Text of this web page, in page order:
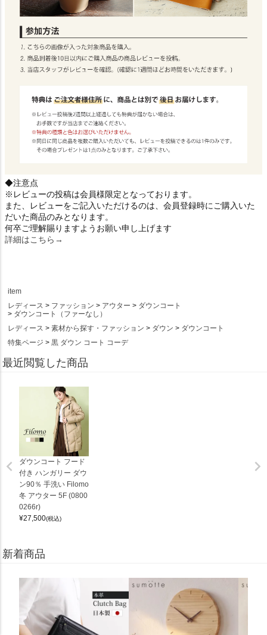
◆注意点
※レビューの投稿は会員様限定となっております。
また、レビューをご記入いただけるのは、会員登録時にご購入いた
だいた商品のみとなります。
何卒ご理解賜りますようお願い申し上げます
詳細はこちら→
item
レディース
ファッション アウター
ダウンコート
ダウンコート（ファーなし）
レディース
素材から探す・ファッション ダウン
ダウンコート
特集ページ
黒 ダウン コート コーデ
最近閲覧した商品
ダウンコート フード
付き ハンガリー ダウ
ン90％ 手洗い Filomo
冬 アウター 5F (0800
0266r)
¥27,500(税込)
新着商品